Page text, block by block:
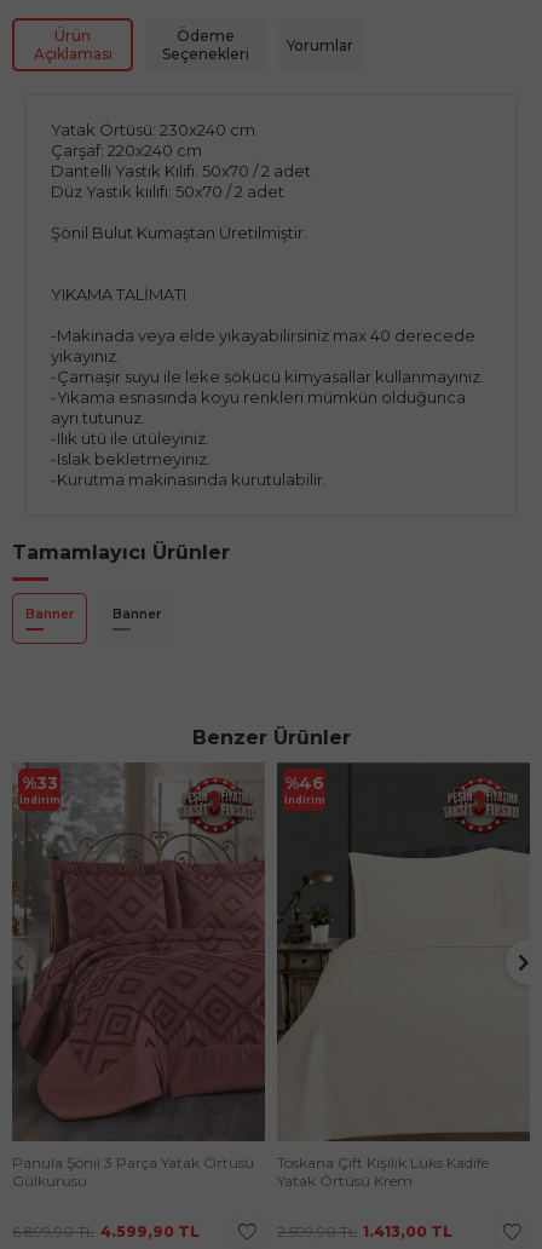
Ürün
Açıklaması
Ödeme
Seçenekleri
Yorumlar
Yatak Örtüsü: 230x240 cm
Çarşaf: 220x240 cm
Dantelli Yastık Kılıfı: 50x70 / 2 adet
Düz Yastık kıılıfı: 50x70 / 2 adet
Şönil Bulut Kumaştan Üretilmiştir.
YIKAMA TALİMATI
-Makinada veya elde yıkayabilirsiniz max 40 derecede
yıkayınız.
-Çamaşır suyu ile leke sökücü kimyasallar kullanmayınız.
-Yıkama esnasında koyu renkleri mümkün olduğunca
ayrı tutunuz.
-Ilık ütü ile ütüleyiniz.
-Islak bekletmeyiniz.
-Kurutma makinasında kurutulabilir.
Tamamlayıcı Ürünler
Banner Banner
Benzer Ürünler
%33
İndirim
Panula Şönil 3 Parça Yatak Örtüsü
Gülkurusu
6.899,90TL 4.599,90 TL
%46
İndirim
Toskana Çift Kişilik Lüks Kadife
Yatak Örtüsü Krem
2.599,90TL 1.413,00 TL